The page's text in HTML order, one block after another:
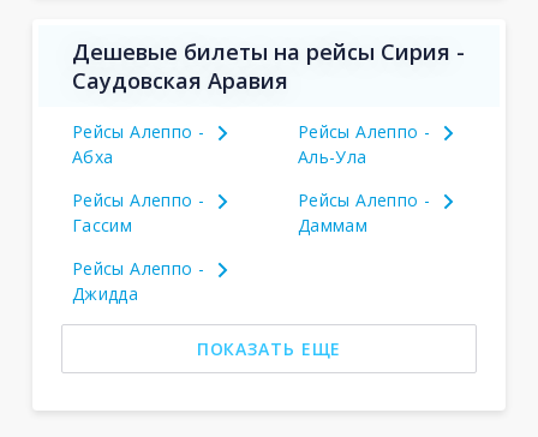
Дешевые билеты на рейсы Сирия -
Саудовская Аравия
Рейсы Алеппо -
Абха
Рейсы Алеппо -
Аль-Ула
Рейсы Алеппо -
Гассим
Рейсы Алеппо -
Даммам
Рейсы Алеппо -
Джидда
ПОКАЗАТЬ ЕЩЕ